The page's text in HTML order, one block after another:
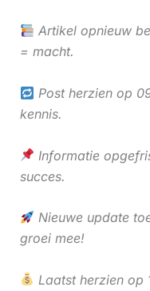
Artikel opnieuw
= macht.
Post herzien op
kennis.
Informatie
succes.
Nieuwe update
groei mee!
Laatst herzien op